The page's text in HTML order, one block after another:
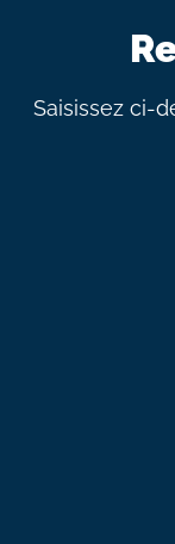
Saisissez ci-